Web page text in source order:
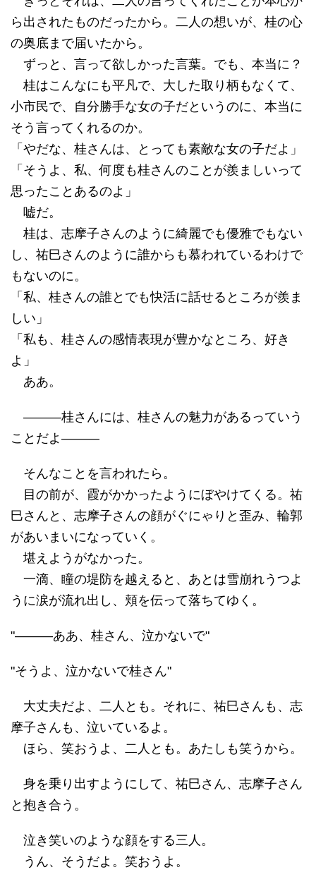
ら出されたものだったから。二人の想いが、桂の心
の奥底まで届いたから。
ずっと、言って欲しかった言葉。でも、本当に？
桂はこんなにも平凡で、大した取り柄もなくて、
小市民で、自分勝手な女の子だというのに、本当に
そう言ってくれるのか。
「やだな、桂さんは、とっても素敵な女の子だよ」
「そうよ、私、何度も桂さんのことが羨ましいって
思ったことあるのよ」
嘘だ。
桂は、志摩子さんのように綺麗でも優雅でもない
し、祐巳さんのように誰からも慕われているわけで
もないのに。
「私、桂さんの誰とでも快活に話せるところが羨ま
しい」
「私も、桂さんの感情表現が豊かなところ、好き
よ」
ああ。
―――桂さんには、桂さんの魅力があるっていう
ことだよ―――
そんなことを言われたら。
目の前が、霞がかかったようにぼやけてくる。祐
巳さんと、志摩子さんの顔がぐにゃりと歪み、輪郭
があいまいになっていく。
堪えようがなかった。
一滴、瞳の堤防を越えると、あとは雪崩れうつよ
うに涙が流れ出し、頬を伝って落ちてゆく。
"―――ああ、桂さん、泣かないで"
"そうよ、泣かないで桂さん"
大丈夫だよ、二人とも。それに、祐巳さんも、志
摩子さんも、泣いているよ。
ほら、笑おうよ、二人とも。あたしも笑うから。
身を乗り出すようにして、祐巳さん、志摩子さん
と抱き合う。
泣き笑いのような顔をする三人。
うん、そうだよ。笑おうよ。